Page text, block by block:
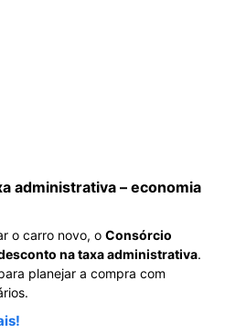
administrativa – economia
o carro novo, o Consórcio
na taxa administrativa.
planejar a compra com